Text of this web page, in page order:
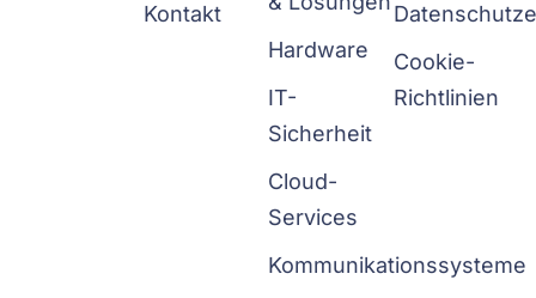
Kontakt
Hardware
IT-
Sicherheit
Cloud-
Services
Kommunikationssysteme
Cookie-
Richtlinien